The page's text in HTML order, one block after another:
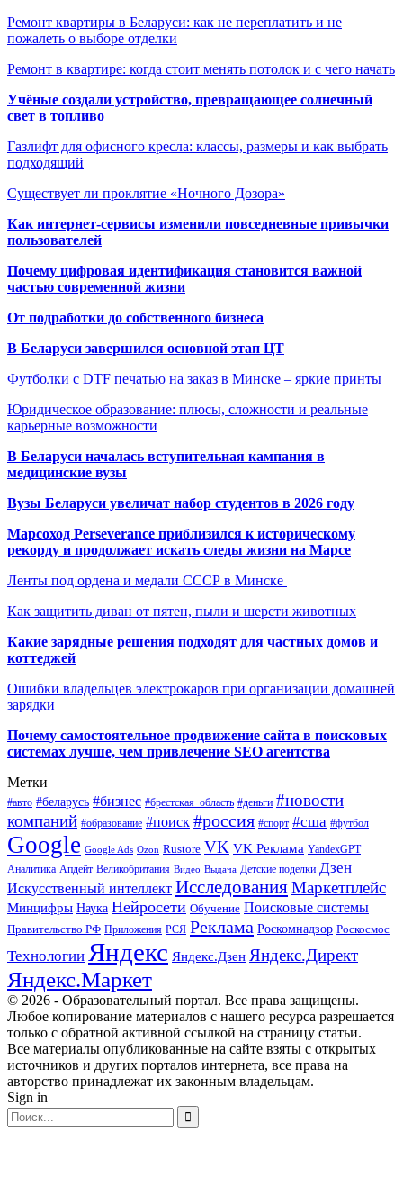
Ремонт квартиры в Беларуси: как не переплатить и не
пожалеть о выборе отделки
Ремонт в квартире: когда стоит менять потолок и с чего начать
Учёные создали устройство, превращающее солнечный
свет в топливо
Газлифт для офисного кресла: классы, размеры и как выбрать
подходящий
Существует ли проклятие «Ночного Дозора»
Как интернет-сервисы изменили повседневные привычки
пользователей
Почему цифровая идентификация становится важной
частью современной жизни
От подработки до собственного бизнеса
В Беларуси завершился основной этап ЦТ
Футболки с DTF печатью на заказ в Минске – яркие принты
Юридическое образование: плюсы, сложности и реальные
карьерные возможности
В Беларуси началась вступительная кампания в
медицинские вузы
Вузы Беларуси увеличат набор студентов в 2026 году
Марсоход Perseverance приблизился к историческому
рекорду и продолжает искать следы жизни на Марсе
Ленты под ордена и медали СССР в Минске
Как защитить диван от пятен, пыли и шерсти животных
Какие зарядные решения подходят для частных домов и
коттеджей
Ошибки владельцев электрокаров при организации домашней
зарядки
Почему самостоятельное продвижение сайта в поисковых
системах лучше, чем привлечение SEO агентства
Метки
#авто #беларусь #бизнес #брестская_область #деньги #новости
компаний #образование #поиск #россия #спорт #сша #футбол
Google Google Ads Ozon Rustore VK VK Реклама YandexGPT
Аналитика Апдейт Великобритания Видео Выдача Детские поделки Дзен
Искусственный интеллект ИсследованияМаркетплейс
Минцифры Наука Нейросети Обучение Поисковые системы
Правительство РФ Приложения РСЯ Реклама Роскомнадзор Роскосмос
Технологии Яндекс Яндекс.Дзен Яндекс.Директ
Яндекс.Маркет
© 2026 - Образовательный портал. Все права защищены.
Любое копирование материалов с нашего ресурса разрешается
только с обратной активной ссылкой на страницу статьи.
Все материалы опубликованные на сайте взяты с открытых
источников и других порталов интернета, все права на
авторство принадлежат их законным владельцам.
Sign in